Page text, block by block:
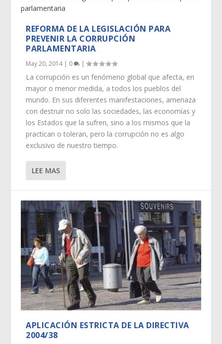
REFORMA DE LA LEGISLACIÓN PARA
PREVENIR LA CORRUPCIÓN
PARLAMENTARIA
May 20, 2014| 0 |
La corrupción es un fenómeno global que afecta, en
mayor o menor medida, a todos los pueblos del
mundo. En sus diferentes manifestaciones, amenaza
con destruir no solo las sociedades, las economías y
los Estados que la sufren, sino a los mismos que la
practican o toleran, pero la corrupción no es algo
exclusivo de nuestro tiempo.
LEE MAS
APLICACIÓN ESTRICTA DE LA DIRECTIVA
2004/38